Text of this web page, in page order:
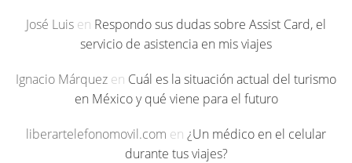
José Luis en Respondo sus dudas sobre Assist Card, el
servicio de asistencia en mis viajes
Ignacio Márquez en Cuál es la situación actual del turismo
en México y qué viene para el futuro
liberartelefonomovil.com en ¿Un médico en el celular
durante tus viajes?